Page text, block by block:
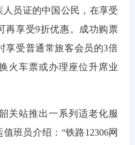
员证的中国公民，在享受
再享受9折优惠。成功购票
享受普通常旅客会员的3倍
火车票或办理座位升席业
站推出一系列适老化服
班员介绍：“铁路12306网